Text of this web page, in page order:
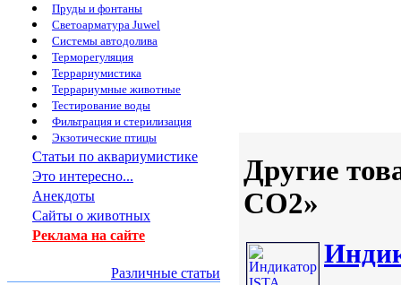
Пруды и фонтаны
Светоарматура Juwel
Системы автодолива
Терморегуляция
Террариумистика
Террариумные животные
Тестирование воды
Фильтрация и стерилизация
Экзотические птицы
Статьи по аквариумистике
Это интересно...
Анекдоты
Сайты о животных
Реклама на сайте
Различные статьи
Другие
CO2»